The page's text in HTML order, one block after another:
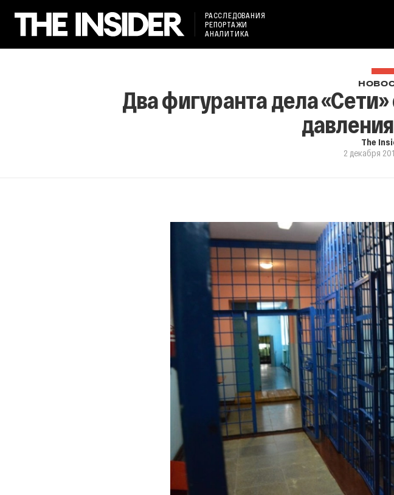
РАССЛЕДОВАНИЯ
РЕПОРТАЖИ
АНАЛИТИКА
Два фигуранта дела
The
2 декабря